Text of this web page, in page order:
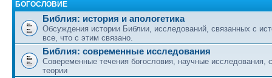
БОГОСЛОВИЕ
Библия: история и апологетика
Обсуждения истории Библии, исследований, связанных с
все, что с этим связано.
Библия: современные исследования
Совеременные течения богословия, научные исследования,
теории